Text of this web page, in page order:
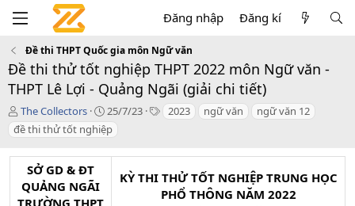
Đăng nhập Đăng kí
Đề thi THPT Quốc gia môn Ngữ văn
Đề thi thử tốt nghiệp THPT 2022 môn Ngữ văn -
THPT Lê Lợi - Quảng Ngãi (giải chi tiết)
T
á
c
ả
The Collectors
C
r
e
25/7/23
T 2023 ngữ văn
ngữ văn 12
đề thi thử tốt nghiệp
SỞ GD & ĐT
QUẢNG NGÃI
KỲ THI THỬ TỐT NGHIỆP TRUNG HỌC
PHỔ THÔNG NĂM 2022